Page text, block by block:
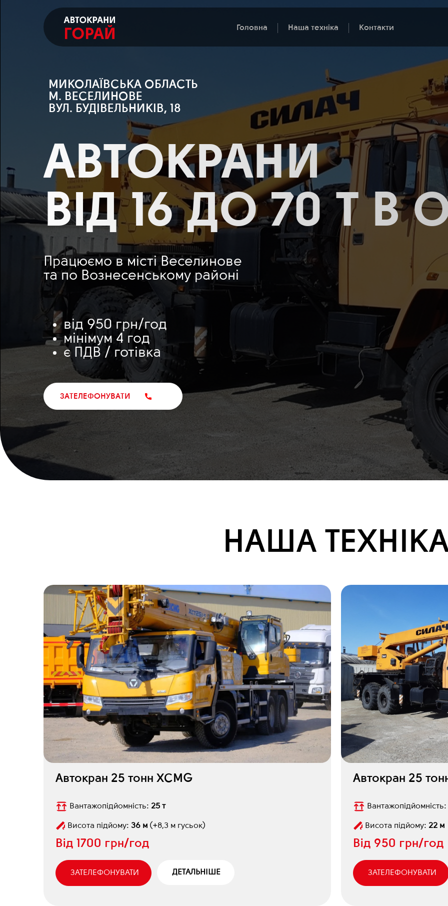
Головна Наша техніка Контакти
МИКОЛАЇВСЬКА ОБЛАСТЬ
М. ВЕСЕЛИНОВЕ
ВУЛ. БУДІВЕЛЬНИКІВ, 18
АВТОКРАНИ
ВІД 16 ДО 70 Т В
Працюємо в місті Веселинове
та по Вознесенському районі
від 950 грн/год
мінімум 4 год
є ПДВ / готівка
ЗАТЕЛЕФОНУВАТИ
НАША
Автокран 25 тонн XCMG
Вантажопідйомність: 25 т
Висота підйому: 36 м (+8,3 м гусьок)
Від 1700 грн/год
ЗАТЕЛЕФОНУВАТИ ДЕТАЛЬНІШЕ
Автокран 25
Вантажопідйомність:
Висота підйому: 22 м
Від 950 грн/год
ЗАТЕЛЕФОНУВАТИ